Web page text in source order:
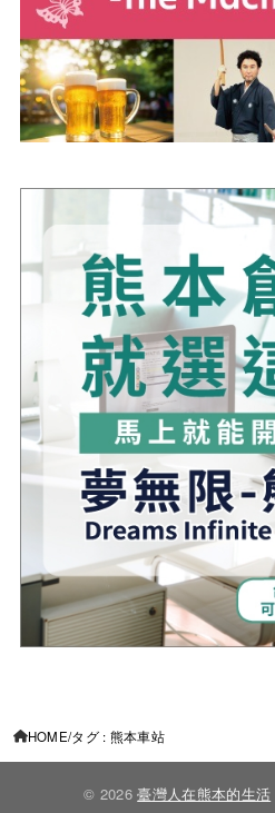
HOME タグ : 熊本車站
© 2026臺灣人在熊本的生活